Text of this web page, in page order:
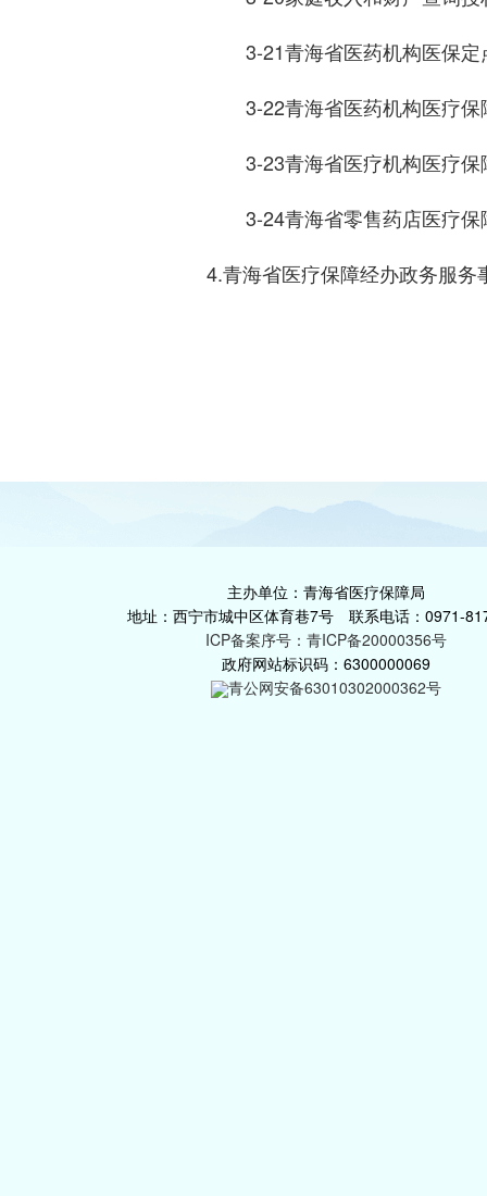
3-21青海省医药机构医保
3-22青海省医药机构医疗
3-23青海省医疗机构医疗
3-24青海省零售药店医疗
4.青海省医疗保障经办政务服务
主办单位：青海省医疗保障局
地址：西宁市城中区体育巷7号 联系电话：0971-
ICP备案序号：青ICP备20000356号
政府网站标识码：6300000069
青公网安备63010302000362号